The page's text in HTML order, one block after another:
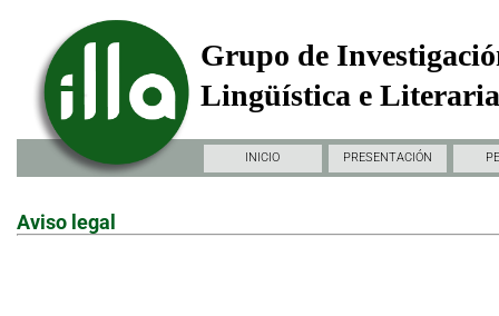
Grupo de
Lingüística e
INICIO PRESENTACIÓN
Aviso legal